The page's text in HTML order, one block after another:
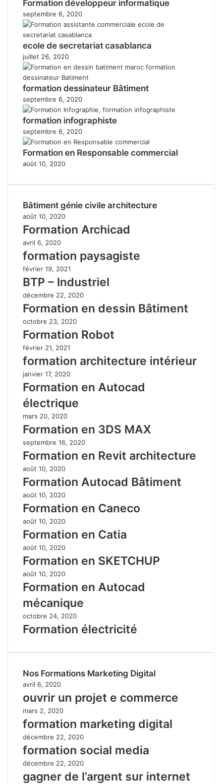
Formation développeur informatique
septembre 6, 2020
ecole de secretariat casablanca
juillet 26, 2020
formation dessinateur Bâtiment
septembre 6, 2020
formation infographiste
septembre 6, 2020
Formation en Responsable commercial
août 10, 2020
Bâtiment génie civile architecture
août 10, 2020
Formation Archicad
avril 6, 2020
formation paysagiste
février 19, 2021
BTP – Industriel
décembre 22, 2020
Formation en dessin Bâtiment
octobre 23, 2020
Formation Robot
février 21, 2021
formation architecture intérieur
janvier 17, 2020
Formation en Autocad
électrique
mars 20, 2020
Formation en 3DS MAX
septembre 16, 2020
Formation en Revit architecture
août 10, 2020
Formation Autocad Bâtiment
août 10, 2020
Formation en Caneco
août 10, 2020
Formation en Catia
août 10, 2020
Formation en SKETCHUP
août 10, 2020
Formation en Autocad
mécanique
octobre 24, 2020
Formation électricité
Nos Formations Marketing Digital
avril 6, 2020
ouvrir un projet e commerce
mars 2, 2020
formation marketing digital
décembre 22, 2020
formation social media
décembre 22, 2020
gagner de l’argent sur internet